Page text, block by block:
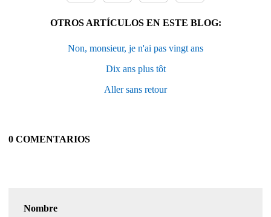
OTROS ARTÍCULOS EN ESTE BLOG:
Non, monsieur, je n'ai pas vingt ans
Dix ans plus tôt
Aller sans retour
0 COMENTARIOS
Nombre